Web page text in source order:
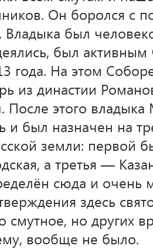
Он боролся с
Владыка был
был
года. На этом
из династии
После этого
и был назначен на
земли: первой
а третья —
сюда и очень
здесь
смутное, но других
вообще не было.